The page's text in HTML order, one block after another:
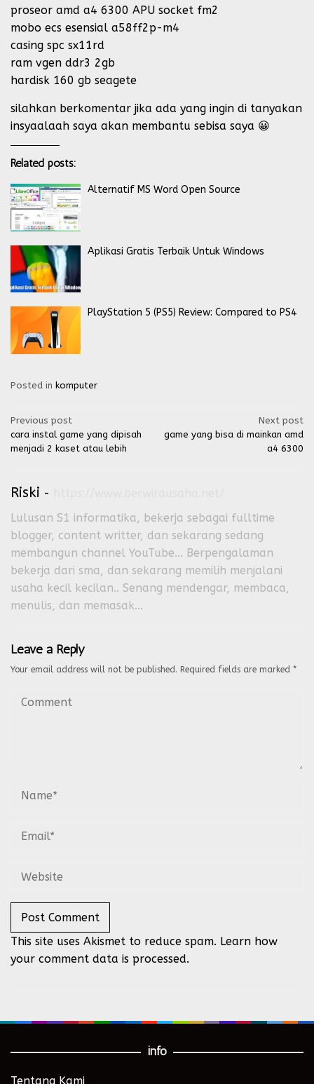
proseor amd a4 6300 APU socket fm2
mobo ecs esensial a58ff2p-m4
casing spc sx11rd
ram vgen ddr3 2gb
hardisk 160 gb seagete
silahkan berkomentar jika ada yang ingin di tanyakan
insyaalaah saya akan membantu sebisa saya 😀
Related posts:
Alternatif MS Word Open Source
Aplikasi Gratis Terbaik Untuk Windows
PlayStation 5 (PS5) Review: Compared to PS4
Posted in komputer
Post
navigation
Previous post
cara instal game yang dipisah
menjadi 2 kaset atau lebih
Next post
game yang bisa di mainkan amd
a4 6300
Riski -
Lulusan S1 informatika, bekerja sebagai fulltime
blogger, content writter, dan sekarang sedang
membangun channel YouTube... Berpengalaman
bekerja dari sma, dan sekarang memilih menjalani
usaha kecil kecilan.. Senang mendengar, membaca,
menulis, dan memasak...
Leave a Reply
Your email address will not be published. Required fields are marked *
This site uses Akismet to reduce spam. Learn how
your comment data is processed.
info
Tentang Kami